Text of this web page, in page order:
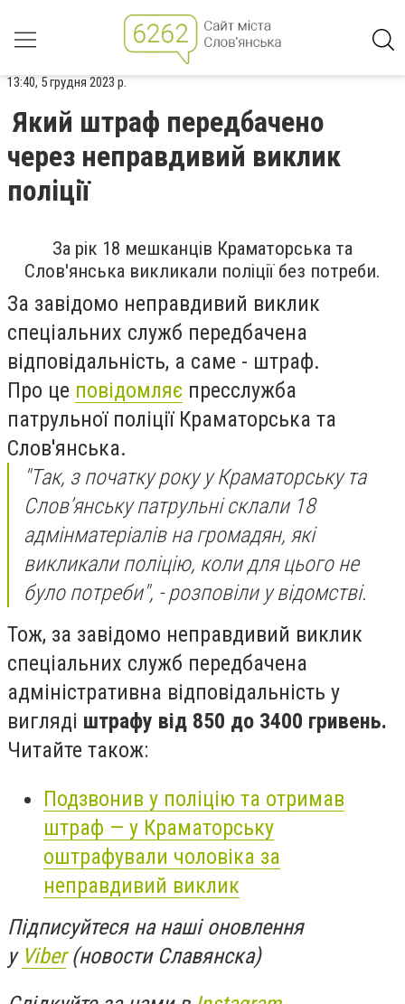
13:40, 5 грудня 2023 р.
Який штраф передбачено
через неправдивий виклик
поліції
За рік 18 мешканців Краматорська та
Слов'янська викликали поліції без потреби.
За завідомо неправдивий виклик
спеціальних служб передбачена
відповідальність, а саме - штраф.
Про це повідомляє пресслужба
патрульної поліції Краматорська та
Слов'янська.
"Так, з початку року у Краматорську та
Слов’янську патрульні склали 18
адмінматеріалів на громадян, які
викликали поліцію, коли для цього не
було потреби", - розповіли у відомстві.
Тож, за завідомо неправдивий виклик
спеціальних служб передбачена
адміністративна відповідальність у
вигляді штрафу від 850 до 3400 гривень.
Читайте також:
Подзвонив у поліцію та отримав
штраф — у Краматорську
оштрафували чоловіка за
неправдивий виклик
Підписуйтеся на наші оновлення
у Viber(новости Славянска)